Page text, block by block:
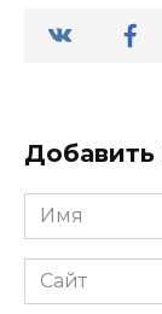
Имя
*
Сайт